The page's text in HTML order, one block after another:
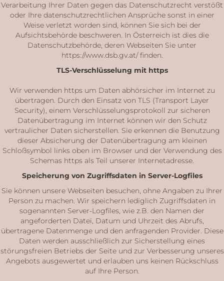
Verarbeitung Ihrer Daten gegen das Datenschutzrecht verstößt
oder Ihre datenschutzrechtlichen Ansprüche sonst in einer
Weise verletzt worden sind, können Sie sich bei der
Aufsichtsbehörde beschweren. In Österreich ist dies die
Datenschutzbehörde, deren Webseiten Sie unter
https://www.dsb.gv.at/ finden.
TLS-Verschlüsselung mit https
Wir verwenden https um Daten abhörsicher im Internet zu
übertragen. Durch den Einsatz von TLS (Transport Layer
Security), einem Verschlüsselungsprotokoll zur sicheren
Datenübertragung im Internet können wir den Schutz
vertraulicher Daten sicherstellen. Sie erkennen die Benutzung
dieser Absicherung der Datenübertragung am kleinen
Schloßsymbol links oben im Browser und der Verwendung des
Schemas https als Teil unserer Internetadresse.
Speicherung von Zugriffsdaten in Server-Logfiles
Sie können unsere Webseiten besuchen, ohne Angaben zu Ihrer
Person zu machen. Wir speichern lediglich Zugriffsdaten in
sogenannten Server-Logfiles, wie z.B. den Namen der
angeforderten Datei, Datum und Uhrzeit des Abrufs,
übertragene Datenmenge und den anfragenden Provider. Diese
Daten werden ausschließlich zur Sicherstellung eines
störungsfreien Betriebs der Seite und zur Verbesserung unseres
Angebots ausgewertet und erlauben uns keinen Rückschluss
auf Ihre Person.